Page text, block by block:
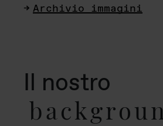
Archivio immagini
Il nostro